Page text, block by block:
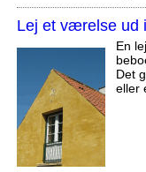
Lej et værelse ud
En
Det
eller